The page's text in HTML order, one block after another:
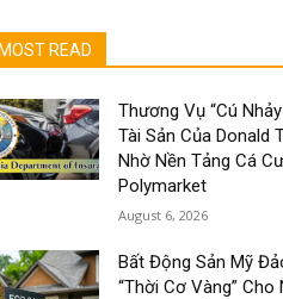
MOST READ
Thương Vụ “Cú
Tài Sản Của Donald
Nhờ Nền Tảng Cá
Polymarket
August 6, 2026
Bất Động Sản Mỹ
“Thời Cơ Vàng” Cho